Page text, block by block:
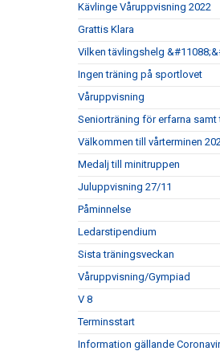
Kävlinge Våruppvisning 2022
Grattis Klara
Vilken tävlingshelg
Ingen träning på sportlovet
Våruppvisning
Seniorträning för erfarna
Välkommen till vårterminen
Medalj till minitruppen
Juluppvisning 27/11
Påminnelse
Ledarstipendium
Sista träningsveckan
Våruppvisning/Gympiad
V 8
Terminsstart
Information gällande